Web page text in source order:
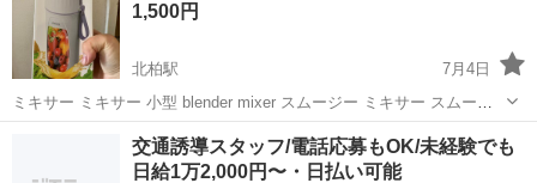
1,500円
北柏駅
7月4日
ミキサー ミキサー 小型 blender mixer スムージー ミキサー スムージ
ー、ミルクシェイク、フルーツジュース、野菜ジュース、ベビーフー
ド、持ち運びに便利、【回転刃10枚 耐久性】コードレスミキサ (オレ
北柏駅 キッチン家電
交通誘導スタッフ/電話応募もOK/未経験でも
日給1万2,000円〜・日払い可能